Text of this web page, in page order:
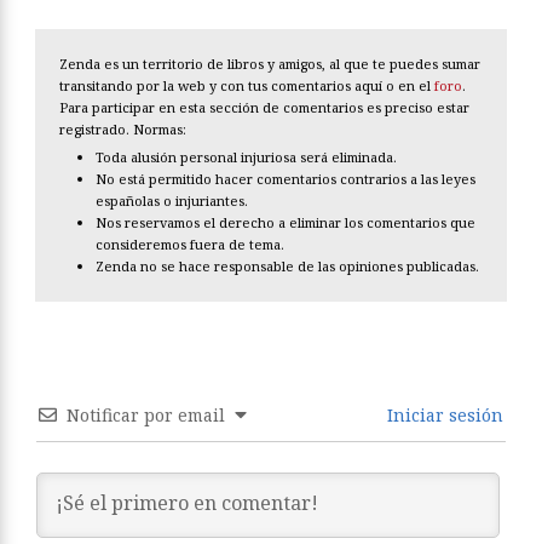
Zenda es un territorio de libros y amigos, al que te puedes sumar
transitando por la web y con tus comentarios aquí o en el foro.
Para participar en esta sección de comentarios es preciso estar
registrado. Normas:
Toda alusión personal injuriosa será eliminada.
No está permitido hacer comentarios contrarios a las leyes
españolas o injuriantes.
Nos reservamos el derecho a eliminar los comentarios que
consideremos fuera de tema.
Zenda no se hace responsable de las opiniones publicadas.
Notificar por email Iniciar sesión